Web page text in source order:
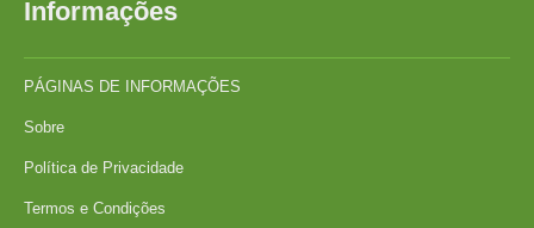
Informações
PÁGINAS DE INFORMAÇÕES
Sobre
Política de Privacidade
Termos e Condições